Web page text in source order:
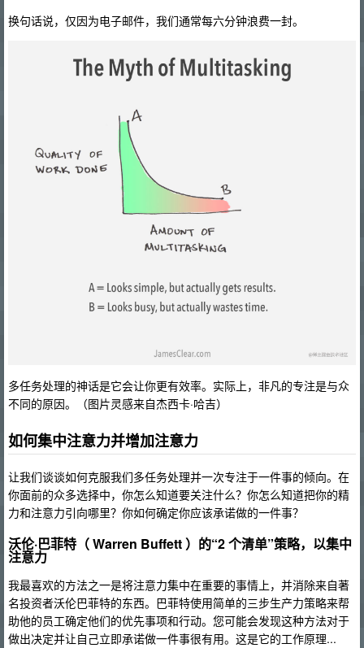
换句话说，仅因为电子邮件，我们通常每六分钟浪费一封。
多任务处理的神话是它会让你更有效率。实际上，非凡的专注是与众
不同的原因。（图片灵感来自杰西卡·哈吉）
如何集中注意力并增加注意力
让我们谈谈如何克服我们多任务处理并一次专注于一件事的倾向。在
你面前的众多选择中，你怎么知道要关注什么？你怎么知道把你的精
力和注意力引向哪里？你如何确定你应该承诺做的一件事？
沃伦·巴菲特（ Warren Buffett ）的“2 个清单”策略，以集中
注意力
我最喜欢的方法之一是将注意力集中在重要的事情上，并消除来自著
名投资者沃伦巴菲特的东西。巴菲特使用简单的三步生产力策略来帮
助他的员工确定他们的优先事项和行动。您可能会发现这种方法对于
做出决定并让自己立即承诺做一件事很有用。这是它的工作原理...